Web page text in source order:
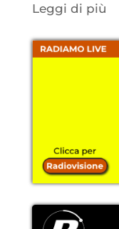
Leggi di più